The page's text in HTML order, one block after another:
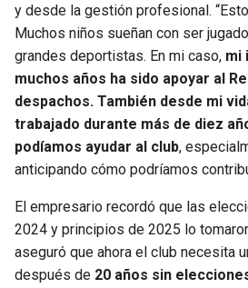
y desde la gestión profesional.
Muchos niños sueñan con ser
grandes deportistas. En mi caso, mi
muchos años ha sido apoyar al
despachos. También desde mi
trabajado durante más de diez
podíamos ayudar al club,
anticipando cómo podríamos
El empresario recordó que las
2024 y principios de 2025 lo
aseguró que ahora el club necesita
después de 20 años sin